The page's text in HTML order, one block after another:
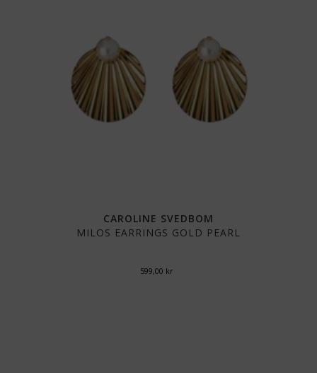
CAROLINE SVEDBOM
MILOS EARRINGS GOLD PEARL
599,00 kr